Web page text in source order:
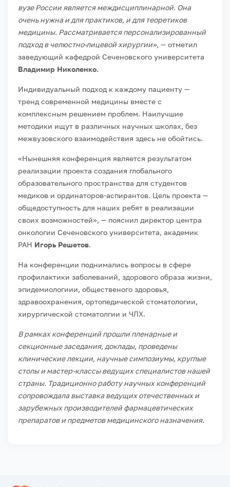
вузе России является междисциплинарной. Она
очень нужна и для практиков, и для теоретиков
медицины. Рассматривается персонализированный
подход в челюстно-лицевой хирургии», — отметил
заведующий кафедрой Сеченовского университета
Владимир Николенко.
Индивидуальный подход к каждому пациенту —
тренд современной медицины вместе с
комплексным решением проблем. Наилучшие
методики ищут в различных научных школах, без
межвузовского взаимодействия здесь не обойтись.
«Нынешняя конференция является результатом
реализации проекта создания глобального
образовательного пространства для студентов
медиков и ординаторов-аспирантов. Цель проекта —
общедоступность для наших ребят в реализации
своих возможностей», — пояснил директор центра
онкологии Сеченовского университета, академик
РАН Игорь Решетов.
На конференции поднимались вопросы в сфере
профилактики заболеваний, здорового образа жизни,
эпидемиологиии, общественого здоровья,
здравоохранения, ортопедической стоматологии,
хирургической стоматолгии и ЧЛХ.
В рамках конференций прошли пленарные и
секционные заседания, доклады, проведены
клинические лекции, научные симпозиумы, круглые
столы и мастер-классы ведущих специалистов нашей
страны. Традиционно работу научных конференций
сопровождала выставка ведущих отечественных и
зарубежных производителей фармацевтических
препаратов и предметов медицинского назначения.